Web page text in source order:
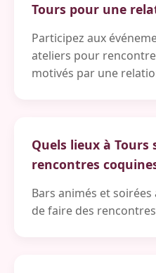
Tours pour une
Participez aux
ateliers pour
motivés par une
Quels lieux à
rencontres
Bars animés et
de faire des